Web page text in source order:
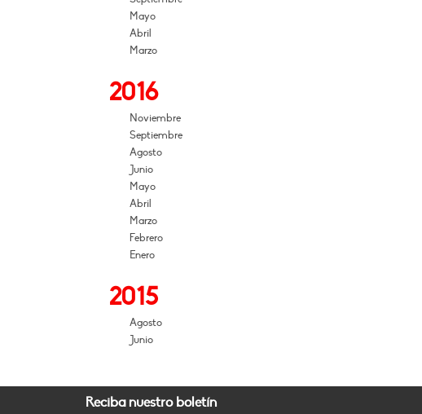
Mayo
Abril
Marzo
2016
Noviembre
Septiembre
Agosto
Junio
Mayo
Abril
Marzo
Febrero
Enero
2015
Agosto
Junio
Reciba nuestro boletín